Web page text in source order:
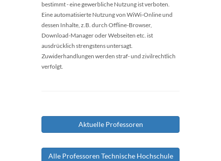
bestimmt - eine gewerbliche Nutzung ist verboten.
Eine automatisierte Nutzung von WiWi-Online und
dessen Inhalte, z.B. durch Offline-Browser,
Download-Manager oder Webseiten etc. ist
ausdrücklich strengstens untersagt.
Zuwiderhandlungen werden straf- und zivilrechtlich
verfolgt.
Aktuelle Professoren
Alle Professoren Technische Hochschule